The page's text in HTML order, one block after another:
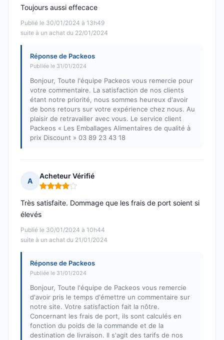
Publié le 30/01/2024 à 13h49
suite à un achat du 22/01/2024
Toujours aussi effecace
Réponse de Packeos
Publiée le 31/01/2024
Bonjour, Toute l'équipe Packeos vous remercie pour
votre commentaire. La satisfaction de nos clients
étant notre priorité, nous sommes heureux d'avoir
de bons retours sur votre expérience chez nous. Au
plaisir de retravailler avec vous. Le service client
Packeos « Les Emballages Alimentaires de qualité à
prix Discount » 03 89 23 43 18
A
Acheteur Vérifié
Note : 4 sur 5
Publié le 30/01/2024 à 10h44
suite à un achat du 21/01/2024
Très satisfaite. Dommage que les frais de port soient si
élevés
Réponse de Packeos
Publiée le 31/01/2024
Bonjour, Toute l'équipe de Packeos vous remercie
d'avoir pris le temps d'émettre un commentaire sur
notre site. Votre satisfaction fait la nôtre.
Concernant les frais de port, ils sont calculés en
fonction du poids de la commande et de la
destination de livraison. Il s'agit des tarifs de nos